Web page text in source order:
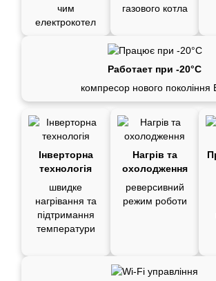
чим
електрокотел
газового котла
Работает при -20°C
компресор нового покоління
Інверторна
технологія
швидке
нагрівання та
підтримання
температури
Нагрів та
охолодження
реверсивний
режим роботи